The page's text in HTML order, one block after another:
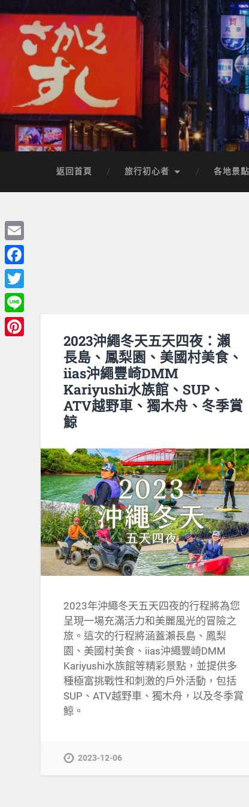
返回首頁 旅行初心者 各地景點
2023沖繩冬天五天四夜：瀨
長島、鳳梨園、美國村美食、
iias沖繩豐崎DMM
Kariyushi水族館、SUP、
ATV越野車、獨木舟、冬季賞
鯨
2023年沖繩冬天五天四夜的行程將為您
呈現一場充滿活力和美麗風光的冒險之
旅。這次的行程將涵蓋瀨長島、鳳梨
園、美國村美食、iias沖繩豐崎DMM
Kariyushi水族館等精彩景點，並提供多
種極富挑戰性和刺激的戶外活動，包括
SUP、ATV越野車、獨木舟，以及冬季賞
鯨。
2023-12-06
Email
Facebook
Twitter
Line